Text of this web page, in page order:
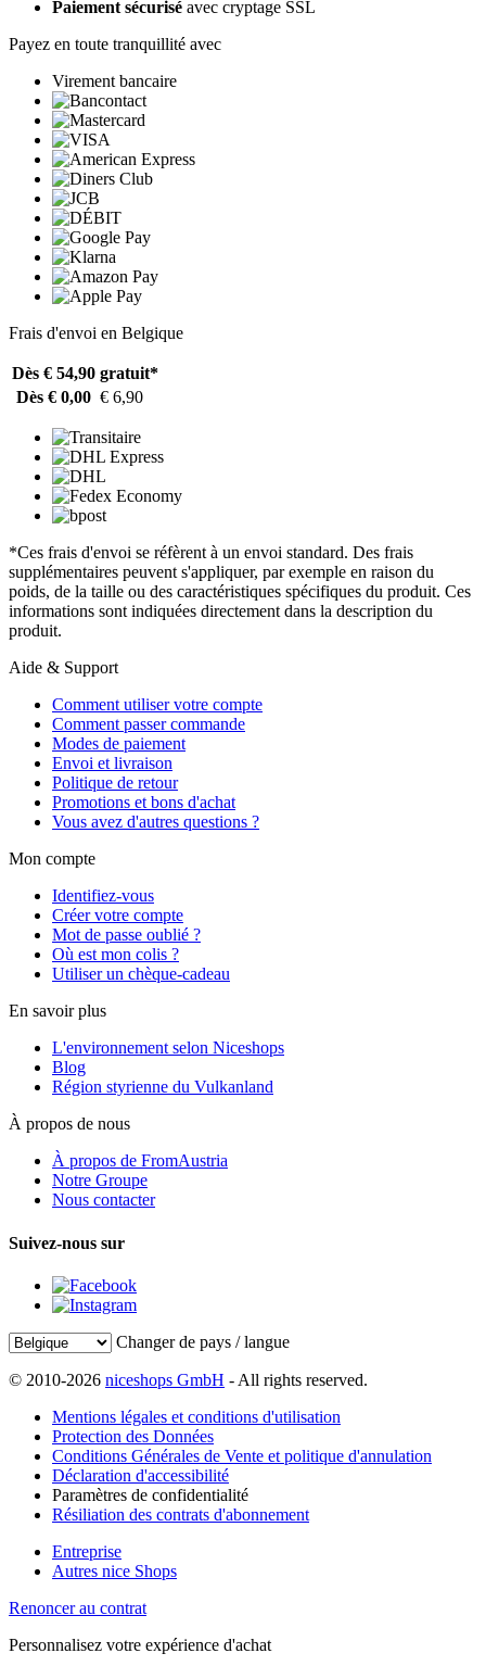
Paiement sécurisé avec cryptage SSL
Payez en toute tranquillité avec
Virement bancaire
Frais d'envoi en Belgique
Dès € 54,90 gratuit*
Dès € 0,00 € 6,90
*Ces frais d'envoi se réfèrent à un envoi standard. Des frais
supplémentaires peuvent s'appliquer, par exemple en raison du
poids, de la taille ou des caractéristiques spécifiques du produit. Ces
informations sont indiquées directement dans la description du
produit.
Aide & Support
Comment utiliser votre compte
Comment passer commande
Modes de paiement
Envoi et livraison
Politique de retour
Promotions et bons d'achat
Vous avez d'autres questions ?
Mon compte
Identifiez-vous
Créer votre compte
Mot de passe oublié ?
Où est mon colis ?
Utiliser un chèque-cadeau
En savoir plus
L'environnement selon Niceshops
Blog
Région styrienne du Vulkanland
À propos de nous
À propos de FromAustria
Notre Groupe
Nous contacter
Suivez-nous sur
Changer de pays / langue
© 2010-2026 niceshops GmbH - All rights reserved.
Mentions légales et conditions d'utilisation
Protection des Données
Conditions Générales de Vente et politique d'annulation
Déclaration d'accessibilité
Paramètres de confidentialité
Résiliation des contrats d'abonnement
Entreprise
Autres nice Shops
Renoncer au contrat
Personnalisez votre expérience d'achat